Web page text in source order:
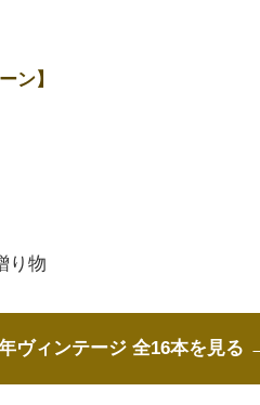
ン】
り物
ヴィンテージ 全16本を見る